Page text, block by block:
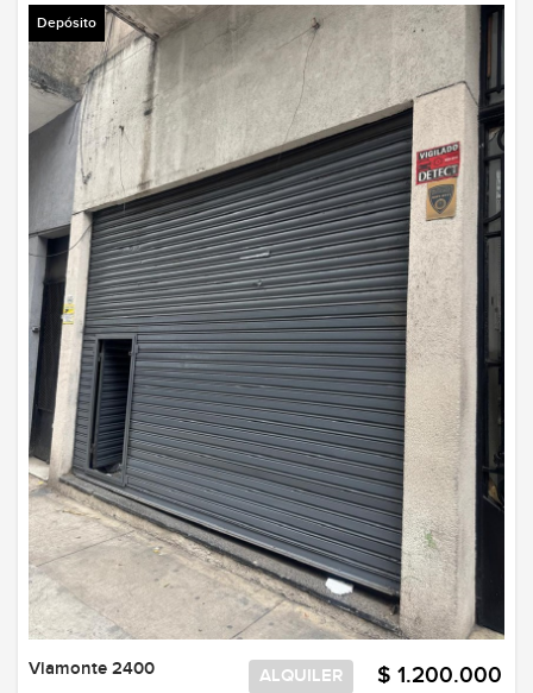
Depósito
$ 1.200.000
ALQUILER
Viamonte 2400